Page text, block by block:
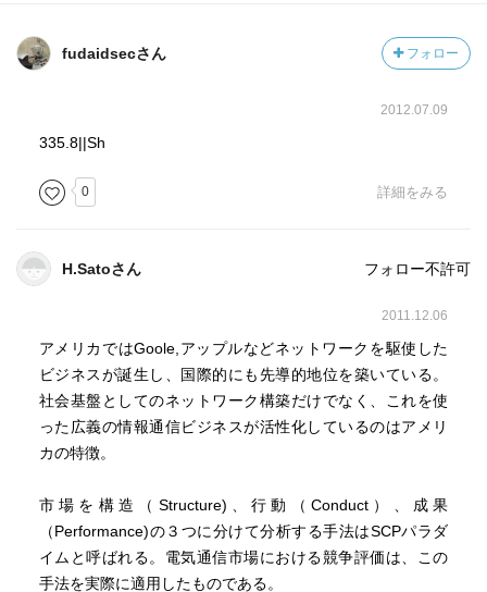
fudaidsecさん フォロー
2012.07.09
335.8||Sh
0 詳細をみる
H.Satoさん フォロー不許可
2011.12.06
アメリカではGoole,アップルなどネットワークを駆使した
ビジネスが誕生し、国際的にも先導的地位を築いている。
社会基盤としてのネットワーク構築だけでなく、これを使
った広義の情報通信ビジネスが活性化しているのはアメリ
カの特徴。
市場を構造（Structure)、行動（Conduct）、成果
（Performance)の３つに分けて分析する手法はSCPパラダ
イムと呼ばれる。電気通信市場における競争評価は、この
手法を実際に適用したものである。